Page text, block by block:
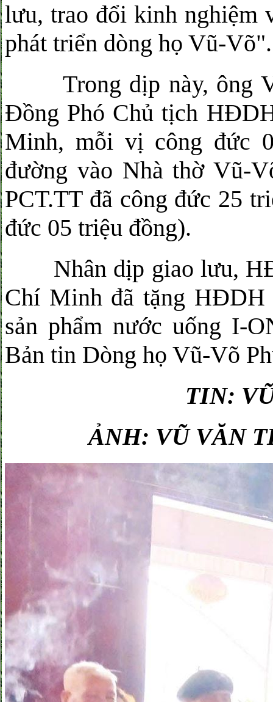
lưu, trao đổi kinh nghiệm
phát triển dòng họ Vũ-Võ".
Trong dịp này, ông
Đồng Phó Chủ tịch
Minh, mỗi vị công đức
đường vào Nhà thờ Vũ-
PCT.TT đã công đức 25
đức 05 triệu đồng).
Nhân dịp giao lưu,
Chí Minh đã tặng HĐDH
sản phẩm nước uống I-
Bản tin Dòng họ Vũ-Võ
TIN:
ẢNH: VŨ VĂN